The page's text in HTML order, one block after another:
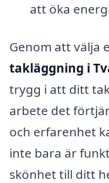
att öka
Genom att välja
takläggning i
trygg i att ditt
arbete det
och erfarenhet
inte bara är
skönhet till ditt